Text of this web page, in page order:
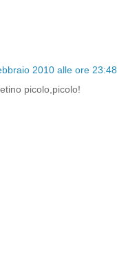
2010 alle ore 23:48
picolo,picolo!